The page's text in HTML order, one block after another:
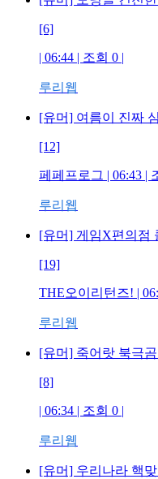
[6]
| 06:44 | 조회 0 |
루리웹
[유머] 여름이 진짜
[12]
페페프로그 | 06:43 |
루리웹
[유머] 게임X편의점
[19]
THE오이리턴즈! |
루리웹
[유머] 죽어랏 북극
[8]
| 06:34 | 조회 0 |
루리웹
[유머] 우리나라 핵